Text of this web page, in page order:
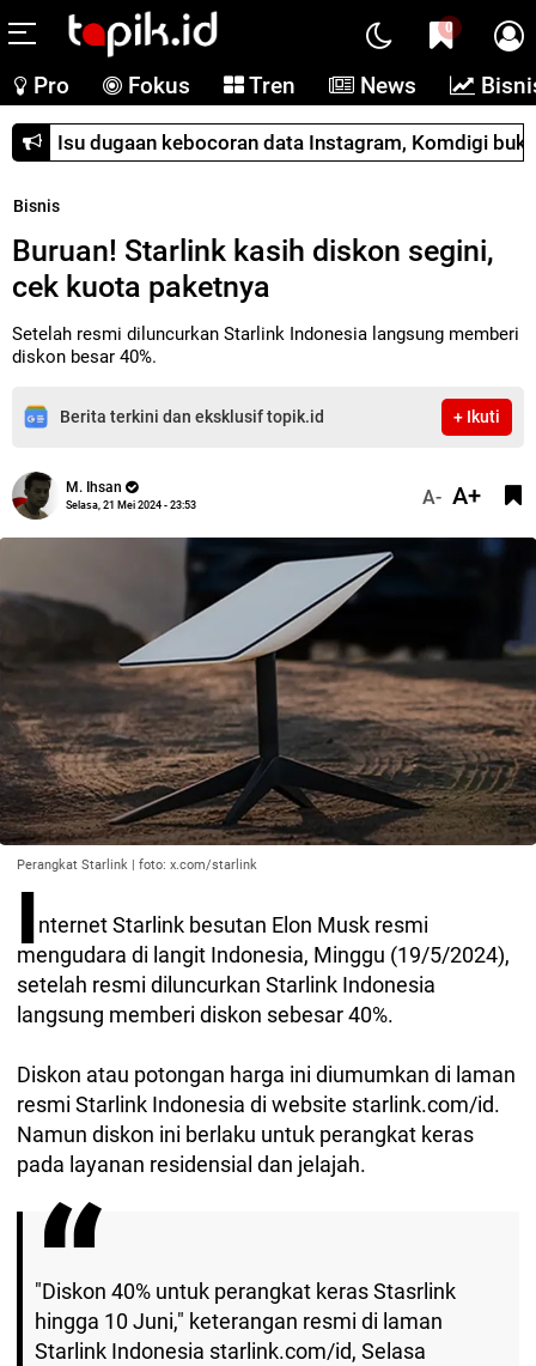
0
Pro Fokus Tren News
Isu dugaan kebocoran data Instagram, Komdigi
Bisnis
Buruan! Starlink kasih diskon segini,
cek kuota paketnya
Setelah resmi diluncurkan Starlink Indonesia langsung memberi
diskon besar 40%.
Berita terkini dan eksklusif topik.id + Ikuti
M. Ihsan
Selasa, 21 Mei 2024 - 23:53 A- A+
Perangkat Starlink | foto: x.com/starlink
Internet Starlink besutan Elon Musk resmi
mengudara di langit Indonesia, Minggu (19/5/2024),
setelah resmi diluncurkan Starlink Indonesia
langsung memberi diskon sebesar 40%.
Diskon atau potongan harga ini diumumkan di laman
resmi Starlink Indonesia di website starlink.com/id.
Namun diskon ini berlaku untuk perangkat keras
pada layanan residensial dan jelajah.
"Diskon 40% untuk perangkat keras Stasrlink
hingga 10 Juni," keterangan resmi di laman
Starlink Indonesia starlink.com/id, Selasa